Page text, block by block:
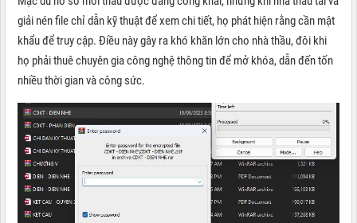
giải nén file chỉ dẫn kỹ thuật để xem chi tiết, họ phát hiện rằng cần mật
khẩu để truy cập. Điều này gây ra khó khăn lớn cho nhà thầu, đôi khi
họ phải thuê chuyên gia công nghệ thông tin để mở khóa, dẫn đến tốn
nhiều thời gian và công sức.